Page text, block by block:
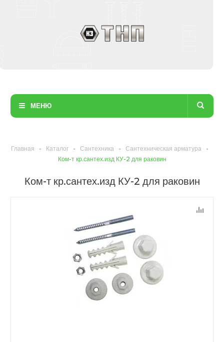
МЕНЮ
Главная - Каталог - Сантехника - Сантехническая арматура
-
Ком-т кр.сантех.изд КУ-2 для раковин
Ком-т кр.сантех.изд КУ-2 для раковин